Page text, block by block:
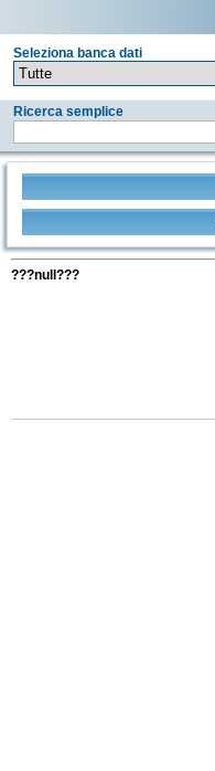
Seleziona banca dati
Ricerca semplice
???null???